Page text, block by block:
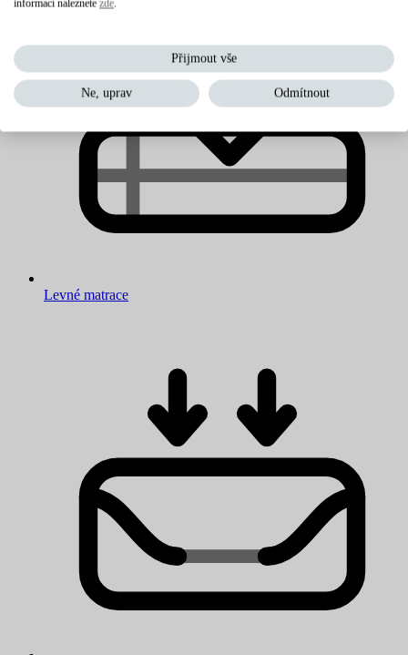
Levné matrace
informací naleznete zde.
Přijmout vše
Ne, uprav Odmítnout